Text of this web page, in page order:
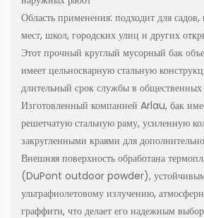
Область применения: подходит для
мест, школ, городских улиц и других
Этот прочный круглый мусорный бак
имеет цельносварную стальную
длительный срок службы в общественных
Изготовленный компанией Arlau, бак
решетчатую стальную раму, усиленную
закругленными краями для
Внешняя поверхность обработана
(DuPont outdoor powder),
ультрафиолетовому излучению,
граффити, что делает его надежным